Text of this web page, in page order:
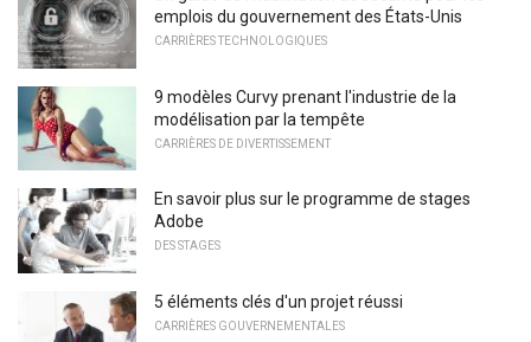
emplois du gouvernement des États-Unis
CARRIÈRES TECHNOLOGIQUES
9 modèles Curvy prenant l'industrie de la
modélisation par la tempête
CARRIÈRES DE DIVERTISSEMENT
En savoir plus sur le programme de stages
Adobe
DES STAGES
5 éléments clés d'un projet réussi
CARRIÈRES GOUVERNEMENTALES